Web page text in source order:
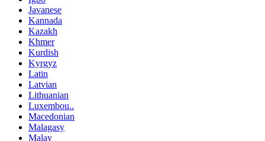
Javanese
Kannada
Kazakh
Khmer
Kurdish
Kyrgyz
Latin
Latvian
Lithuanian
Luxembou..
Macedonian
Malagasy
Malay